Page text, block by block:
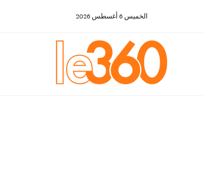
الخميس 6 أغسطس 2026